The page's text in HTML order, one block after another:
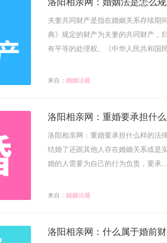
洛阳相亲网：婚姻法是怎么
夫妻共同财产是指在婚姻关系存续期
典》规定的财产为夫妻的共同财产，
有平等的处理权。《中华人民共和国民
来自： 婚姻法规
洛阳相亲网：重婚要承担什
洛阳相亲网：重婚要承担什么样的法
结婚了还跟其他人存在婚姻关系或是
婚的人需要为自己的行为负责，要承...
来自： 婚姻法规
洛阳相亲网：什么属于婚前